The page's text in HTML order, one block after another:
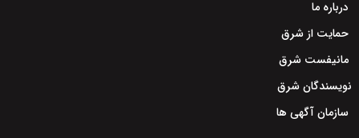
درباره ما
حمایت از شرق
مانیفست شرق
نویسندگان شرق
سازمان آگهی ها